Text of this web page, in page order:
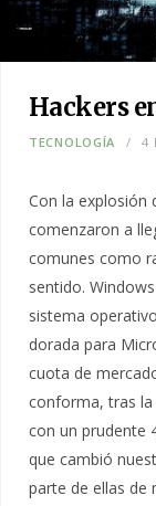
Hackers
TECNOLOGÍA 4
Con la explosión
comenzaron a
comunes como
sentido.
sistema
dorada para
cuota de
conforma, tras la
con un prudente
que cambió
parte de ellas de